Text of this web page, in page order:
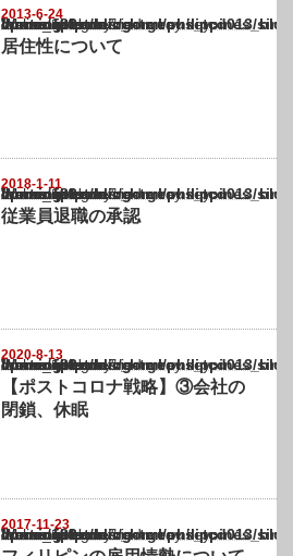
2013-6-24
Warning
: Undefined array key "show_category" in
/home/netst/kuno-cpa.co.jp/public_html/philippines_blog/wp-content/themes/
on line183
居住性について
2018-1-11
Warning
: Undefined array key "show_category" in
/home/netst/kuno-cpa.co.jp/public_html/philippines_blog/wp-content/themes/
on line183
従業員退職の承認
2020-8-13
Warning
: Undefined array key "show_category" in
/home/netst/kuno-cpa.co.jp/public_html/philippines_blog/wp-content/themes/
on line183
【ポストコロナ戦略】③会社の
閉鎖、休眠
2017-11-23
Warning
: Undefined array key "show_category" in
/home/netst/kuno-cpa.co.jp/public_html/philippines_blog/wp-content/themes/
on line183